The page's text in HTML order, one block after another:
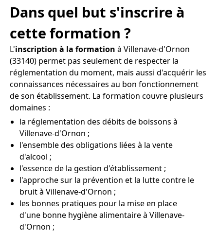
Dans quel but s'inscrire à
cette formation ?
L'inscription à la formation à Villenave-d'Ornon
(33140) permet pas seulement de respecter la
réglementation du moment, mais aussi d'acquérir les
connaissances nécessaires au bon fonctionnement
de son établissement. La formation couvre plusieurs
domaines :
la réglementation des débits de boissons à
Villenave-d'Ornon ;
l'ensemble des obligations liées à la vente
d'alcool ;
l'essence de la gestion d'établissement ;
l'approche sur la prévention et la lutte contre le
bruit à Villenave-d'Ornon ;
les bonnes pratiques pour la mise en place
d'une bonne hygiène alimentaire à Villenave-
d'Ornon ;